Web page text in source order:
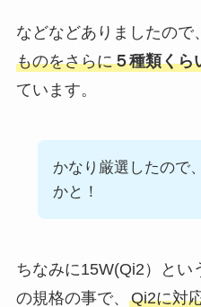
などなどありましたので、
ものをさらに５種類くら
ています。
かなり厳選したので
かと！
ちなみに15W(Qi2）とい
の規格の事で、 Qi2に対